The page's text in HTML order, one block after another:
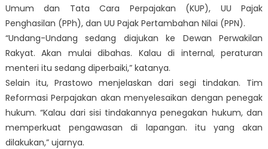
Umum dan Tata Cara Perpajakan (KUP), UU Pajak
Penghasilan (PPh), dan UU Pajak Pertambahan Nilai (PPN).
“Undang-Undang sedang diajukan ke Dewan Perwakilan
Rakyat. Akan mulai dibahas. Kalau di internal, peraturan
menteri itu sedang diperbaiki,” katanya.
Selain itu, Prastowo menjelaskan dari segi tindakan. Tim
Reformasi Perpajakan akan menyelesaikan dengan penegak
hukum. “Kalau dari sisi tindakannya penegakan hukum, dan
memperkuat pengawasan di lapangan. itu yang akan
dilakukan,” ujarnya.